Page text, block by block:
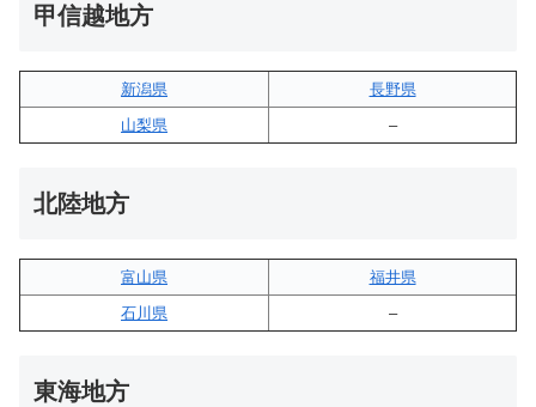
甲信越地方
新潟県
長野県
山梨県
–
北陸地方
富山県
福井県
石川県
–
東海地方